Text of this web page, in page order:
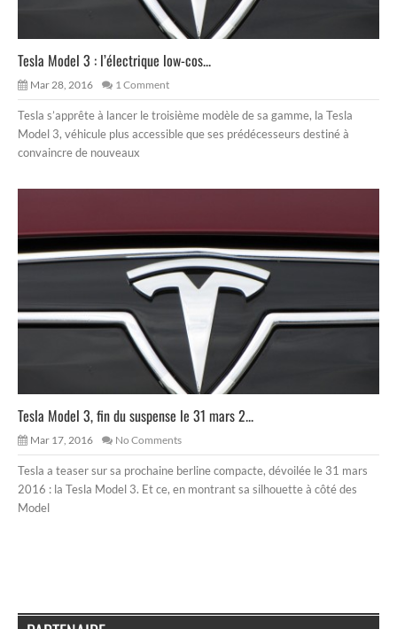
Tesla Model 3 : l’électrique low-cos...
Mar 28, 2016 1 Comment
Tesla s’apprête à lancer le troisième modèle de sa gamme, la Tesla
Model 3, véhicule plus accessible que ses prédécesseurs destiné à
convaincre de nouveaux
Tesla Model 3, fin du suspense le 31 mars 2...
Mar 17, 2016 No Comments
Tesla a teaser sur sa prochaine berline compacte, dévoilée le 31 mars
2016 : la Tesla Model 3. Et ce, en montrant sa silhouette à côté des
Model